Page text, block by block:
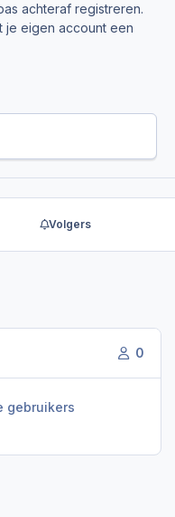
achteraf registreren.
je eigen account een
Volgers
0
gebruikers